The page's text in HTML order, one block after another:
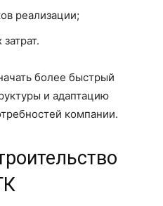
реализации;
более быстрый
и адаптацию
компании.